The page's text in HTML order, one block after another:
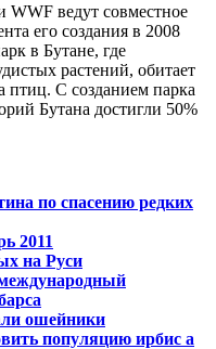
WWF ведут совместное
его создания в 2008
в Бутане, где
растений, обитает
С созданием парка
Бутана достигли 50%
по спасению редких
2011
на Руси
ошейники
популяцию ирбис а